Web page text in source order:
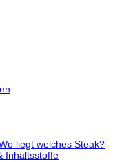
liegt welches Steak?
Inhaltsstoffe